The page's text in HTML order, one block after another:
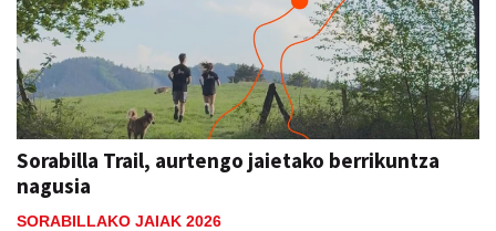
Sorabilla Trail, aurtengo jaietako berrikuntza
nagusia
SORABILLAKO JAIAK 2026